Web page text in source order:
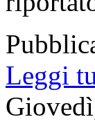
Leggi